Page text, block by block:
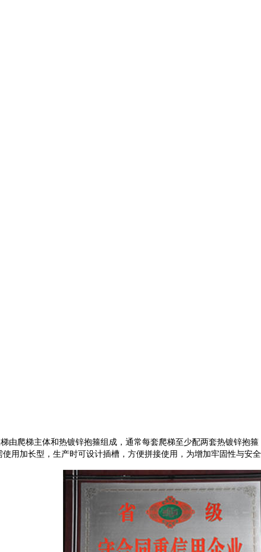
由爬梯主体和热镀锌抱箍组成，通常每套爬梯至少配两套热镀锌抱
使用加长型，生产时可设计插槽，方便拼接使用，为增加牢固性与安